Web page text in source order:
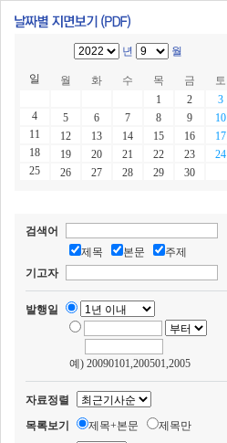
년 월
일 월 화 수 목 금
토
1
2
3
4
5 6 7 8 9
10
11
12 13 14 15 16
17
18
19 20 21 22 23
24
25
26 27 28 29 30
검색어
제목
본문
주제
기고자
발행일
예) 20090101,200501,2005
자료정렬
목록보기
제목+본문
제목만